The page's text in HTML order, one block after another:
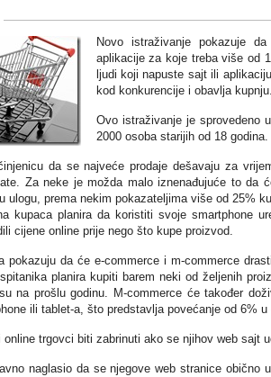
Novo istraživanje pokazuje
aplikacije za koje treba više od
ljudi koji napuste sajt ili
kod konkurencije i obavlja kupnju.
Ovo istraživanje je sprovedeno
2000 osoba starijih od 18 godina.
da se najveće prodaje dešavaju za
Za neke je možda malo iznenađujuće to da
ulogu, prema nekim pokazateljima više od 25%
kupaca planira da koristiti svoje smartphone
cijene online prije nego što kupe proizvod.
pokazuju da će e-commerce i m-commerce
planira kupiti barem neki od željenih
na prošlu godinu. M-commerce će također
ili tablet-a, što predstavlja povećanje od 6% u
online trgovci biti zabrinuti ako se njihov web sajt
naglasio da se njegove web stranice